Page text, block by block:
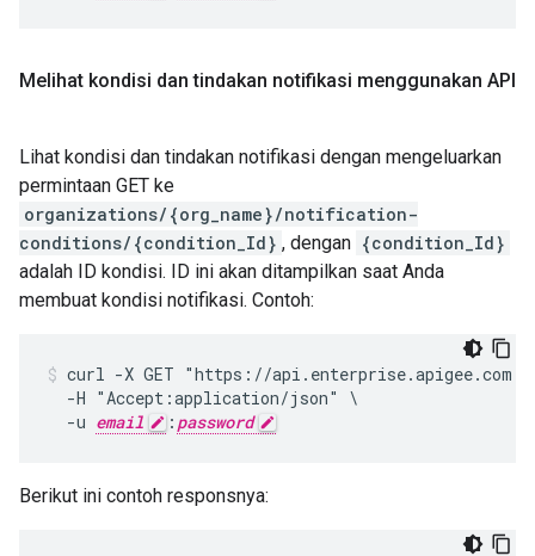
Melihat kondisi dan tindakan notifikasi menggunakan API
Lihat kondisi dan tindakan notifikasi dengan mengeluarkan
permintaan GET ke
organizations/{org_name}/notification-
conditions/{condition_Id} , dengan {condition_Id}
adalah ID kondisi. ID ini akan ditampilkan saat Anda
membuat kondisi notifikasi. Contoh:
curl -X GET "https://api.enterprise.apigee.com /
  -H "Accept:application/json" \
  -u
email : password
Berikut ini contoh responsnya: